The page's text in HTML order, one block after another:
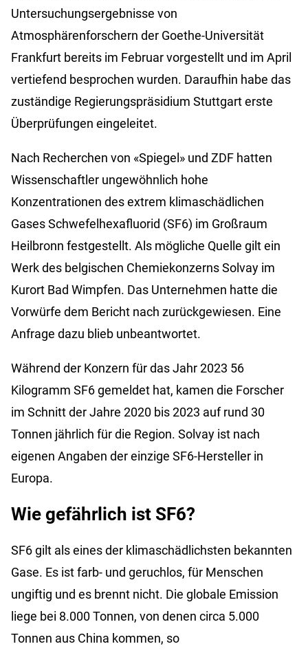
Untersuchungsergebnisse von
Atmosphärenforschern der Goethe-Universität
Frankfurt bereits im Februar vorgestellt und im April
vertiefend besprochen wurden. Daraufhin habe das
zuständige Regierungspräsidium Stuttgart erste
Überprüfungen eingeleitet.
Nach Recherchen von «Spiegel» und ZDF hatten
Wissenschaftler ungewöhnlich hohe
Konzentrationen des extrem klimaschädlichen
Gases Schwefelhexafluorid (SF6) im Großraum
Heilbronn festgestellt. Als mögliche Quelle gilt ein
Werk des belgischen Chemiekonzerns Solvay im
Kurort Bad Wimpfen. Das Unternehmen hatte die
Vorwürfe dem Bericht nach zurückgewiesen. Eine
Anfrage dazu blieb unbeantwortet.
Während der Konzern für das Jahr 2023 56
Kilogramm SF6 gemeldet hat, kamen die Forscher
im Schnitt der Jahre 2020 bis 2023 auf rund 30
Tonnen jährlich für die Region. Solvay ist nach
eigenen Angaben der einzige SF6-Hersteller in
Europa.
Wie gefährlich ist SF6?
SF6 gilt als eines der klimaschädlichsten bekannten
Gase. Es ist farb- und geruchlos, für Menschen
ungiftig und es brennt nicht. Die globale Emission
liege bei 8.000 Tonnen, von denen circa 5.000
Tonnen aus China kommen, so